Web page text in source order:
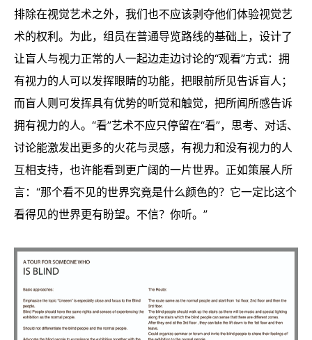
排除在视觉艺术之外，我们也不应该剥夺他们体验视觉艺
术的权利。为此，组员在普通导览路线的基础上，设计了
让盲人与视力正常的人一起边走边讨论的“观看”方式：拥
有视力的人可以发挥眼睛的功能，把眼前所见告诉盲人；
而盲人则可发挥具有优势的听觉和触觉，把所闻所感告诉
拥有视力的人。“看”艺术不应只停留在“看”，思考、对话、
讨论能激发出更多的火花与灵感，有视力和没有视力的人
互相支持，也许能看到更广阔的一片世界。正如策展人所
言：“那个看不见的世界究竟是什么颜色的？它一定比这个
看得见的世界更有盼望。不信？你听。”